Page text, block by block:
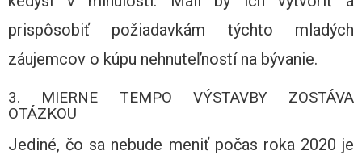
prispôsobiť požiadavkám týchto mladých
záujemcov o kúpu nehnuteľností na bývanie.
3. MIERNE TEMPO VÝSTAVBY ZOSTÁVA
OTÁZKOU
Jediné, čo sa nebude meniť počas roka 2020 je